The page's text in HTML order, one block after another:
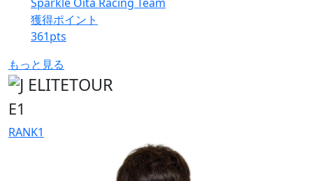
獲得ポイント
361pts
もっと見る
E1
RANK1